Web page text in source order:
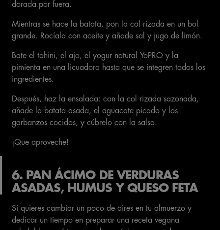
dorada por fuera.
Mientras se hace la batata, pon la col rizada en un bol
grande. Rocíala con aceite y añade sal y jugo de limón.
Bate el tahini, el ajo, el yogur natural YoPRO y la
pimienta en una licuadora hasta que se integren todos los
ingredientes.
Después, haz la ensalada: con la col rizada sazonada,
añade la batata asada, el aguacate picado y los
garbanzos cocidos, y cúbrelo con la salsa.
¡Que aproveche!
6. PAN ÁCIMO DE VERDURAS
ASADAS, HUMUS Y QUESO FETA
Si quieres cambiar un poco de aires en tu almuerzo y
dedicar un tiempo en preparar una receta vegana